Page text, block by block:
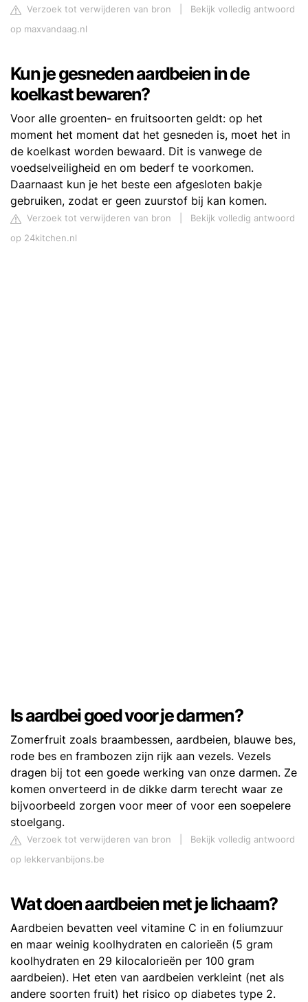
Verzoek tot verwijderen van bron
Bekijk volledig antwoord
op maxvandaag.nl
Kun je gesneden aardbeien in de
koelkast bewaren?
Voor alle groenten- en fruitsoorten geldt: op het
moment het moment dat het gesneden is, moet het in
de koelkast worden bewaard. Dit is vanwege de
voedselveiligheid en om bederf te voorkomen.
Daarnaast kun je het beste een afgesloten bakje
gebruiken, zodat er geen zuurstof bij kan komen.
Verzoek tot verwijderen van bron
Bekijk volledig antwoord
op 24kitchen.nl
Is aardbei goed voor je darmen?
Zomerfruit zoals braambessen, aardbeien, blauwe bes,
rode bes en frambozen zijn rijk aan vezels. Vezels
dragen bij tot een goede werking van onze darmen. Ze
komen onverteerd in de dikke darm terecht waar ze
bijvoorbeeld zorgen voor meer of voor een soepelere
stoelgang.
Verzoek tot verwijderen van bron
Bekijk volledig antwoord
op lekkervanbijons.be
Wat doen aardbeien met je lichaam?
Aardbeien bevatten veel vitamine C in en foliumzuur
en maar weinig koolhydraten en calorieën (5 gram
koolhydraten en 29 kilocalorieën per 100 gram
aardbeien). Het eten van aardbeien verkleint (net als
andere soorten fruit) het risico op diabetes type 2.